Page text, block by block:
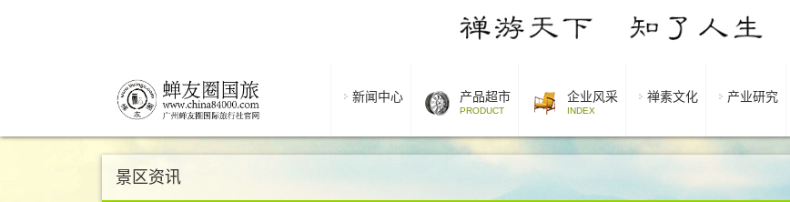
新闻中心 产品超市
PRODUCT
企业风采
INDEX
禅素文化 产业研究
景区资讯